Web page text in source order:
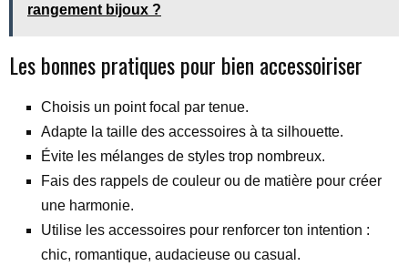
rangement bijoux ?
Les bonnes pratiques pour bien accessoiriser
Choisis un point focal par tenue.
Adapte la taille des accessoires à ta silhouette.
Évite les mélanges de styles trop nombreux.
Fais des rappels de couleur ou de matière pour créer
une harmonie.
Utilise les accessoires pour renforcer ton intention :
chic, romantique, audacieuse ou casual.